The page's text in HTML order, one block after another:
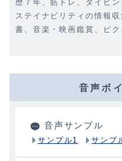
歴７年、筋トレ、ダイビ
ステイナビリティの情報
書、音楽・映画鑑賞、ピク
音声ボ
音声サンプル
サンプル1 サンプ